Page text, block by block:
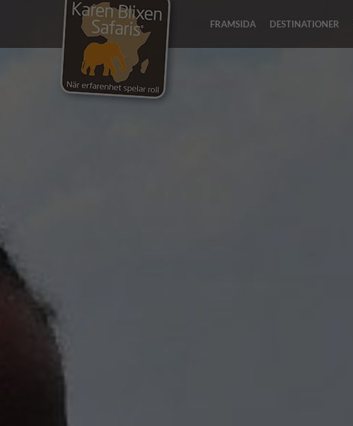
FRAMSIDA DESTINATIONER